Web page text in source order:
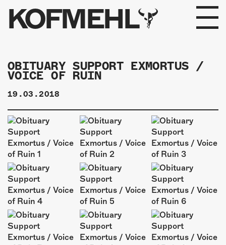
KOFMEHL
PROGRAMM
FABRIKGEFLÜSTER
GALERIE
FOTOGALERIE
PHOTOMAT
INFOS
KONTAKT
ÜBER UNS
OBITUARY SUPPORT EXMORTUS /
VOICE OF RUIN
19.03.2018